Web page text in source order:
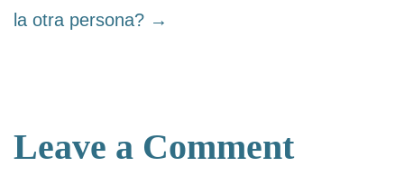
la otra persona? →
Leave a Comment